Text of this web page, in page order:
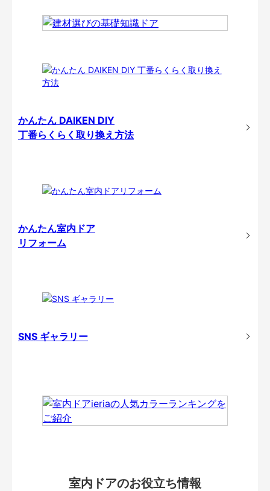
かんたん DAIKEN DIY
丁番らくらく取り換え方法
かんたん室内ドア
リフォーム
SNS ギャラリー
室内ドアのお役立ち情報